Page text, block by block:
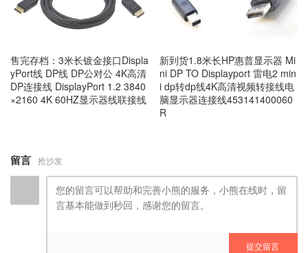
售完存档：3米长镀金接口Displa
yPort线 DP线 DP公对公 4K高清
DP连接线 DisplayPort 1.2 3840
×2160 4K 60HZ显示器线联接线
新到货1.8米长HP惠普显示器 Mi
ni DP TO Displayport 雷电2 min
i dp转dp线4K高清视频转接线电
脑显示器连接线453141400060
R
留言 抢沙发
提交留言